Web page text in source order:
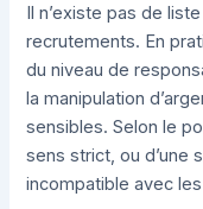
Il n’existe pas de
recrutements. En
du niveau de
la manipulation
sensibles. Selon le
sens strict, ou d’une
incompatible avec